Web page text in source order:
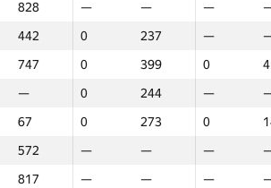
828 — — —
442 0 237 —
747 0 399 0
— 0 244 —
67 0 273 0
572 — — —
817 — — —
Վայր